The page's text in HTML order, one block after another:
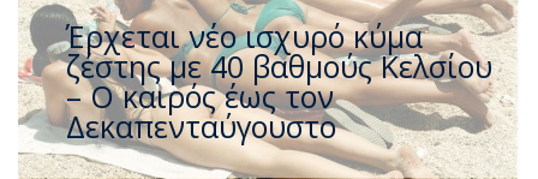
Άφαντος ο Τσίπρας… την ώρα
που η χώρα καίγεται